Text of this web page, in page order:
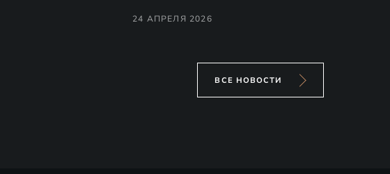
24 АПРЕЛЯ 2026
ВСЕ НОВОСТИ